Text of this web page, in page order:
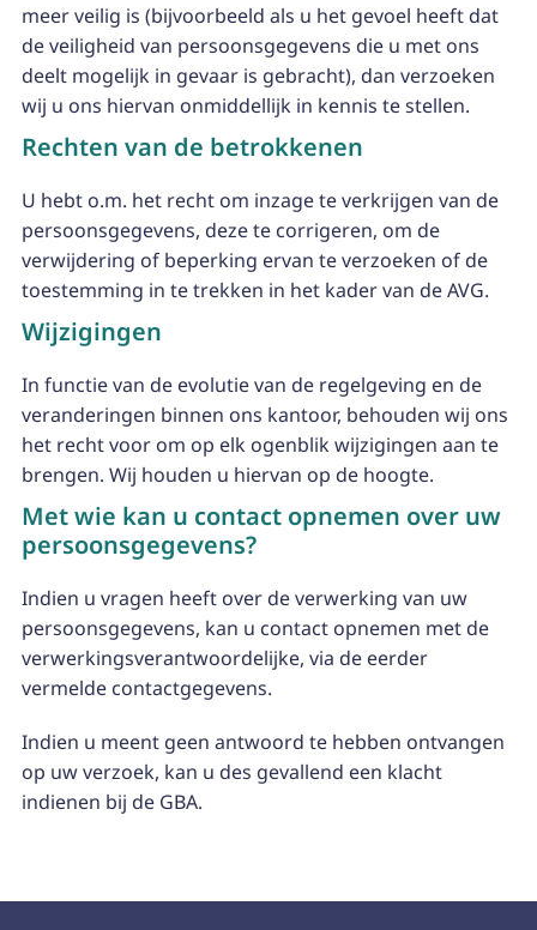
meer veilig is (bijvoorbeeld als u het gevoel heeft dat
de veiligheid van persoonsgegevens die u met ons
deelt mogelijk in gevaar is gebracht), dan verzoeken
wij u ons hiervan onmiddellijk in kennis te stellen.
Rechten van de betrokkenen
U hebt o.m. het recht om inzage te verkrijgen van de
persoonsgegevens, deze te corrigeren, om de
verwijdering of beperking ervan te verzoeken of de
toestemming in te trekken in het kader van de AVG.
Wijzigingen
In functie van de evolutie van de regelgeving en de
veranderingen binnen ons kantoor, behouden wij ons
het recht voor om op elk ogenblik wijzigingen aan te
brengen. Wij houden u hiervan op de hoogte.
Met wie kan u contact opnemen over uw
persoonsgegevens?
Indien u vragen heeft over de verwerking van uw
persoonsgegevens, kan u contact opnemen met de
verwerkingsverantwoordelijke, via de eerder
vermelde contactgegevens.
Indien u meent geen antwoord te hebben ontvangen
op uw verzoek, kan u des gevallend een klacht
indienen bij de GBA.